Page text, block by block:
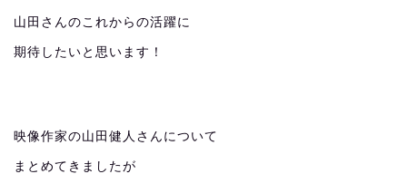
山田さんのこれからの活躍に
期待したいと思います！
映像作家の山田健人さんについて
まとめてきましたが